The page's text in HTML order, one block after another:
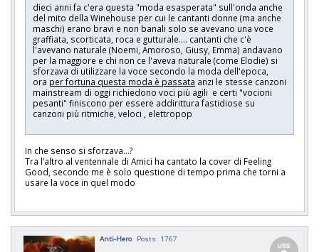
dieci anni fa c'era questa "moda esasperata" sull'onda anche
del mito della Winehouse per cui le cantanti donne (ma anche
maschi) erano bravi e non banali solo se avevano una voce
graffiata, scorticata, roca e gutturale.... cantanti che c'è
l'avevano naturale (Noemi, Amoroso, Giusy, Emma) andavano
per la maggiore e chi non ce l'aveva naturale (come Elodie) si
sforzava di utilizzare la voce secondo la moda dell'epoca,
ora per fortuna questa moda è passata anzi le stesse canzoni
mainstream di oggi richiedono voci più agili e certi "vocioni
pesanti" finiscono per essere addirittura fastidiose su
canzoni più ritmiche, veloci , elettropop
In che senso si sforzava…?
Tra l’altro al ventennale di Amici ha cantato la cover di Feeling
Good, secondo me è solo questione di tempo prima che torni a
usare la voce in quel modo
Anti-Hero Posts: 1767